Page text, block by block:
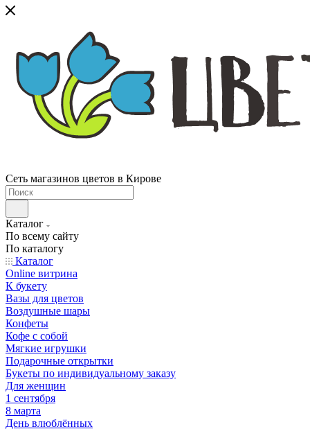
Сеть магазинов цветов в Кирове
Каталог
По всему сайту
По каталогу
Каталог
Online витрина
К букету
Вазы для цветов
Воздушные шары
Конфеты
Кофе с собой
Мягкие игрушки
Подарочные открытки
Букеты по индивидуальному заказу
Для женщин
1 сентября
8 марта
День влюблённых